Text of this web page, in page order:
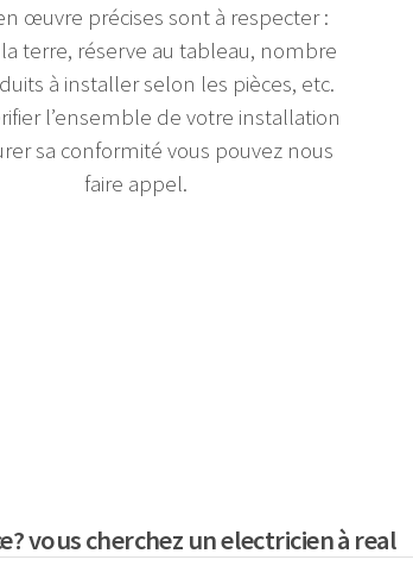
œuvre précises sont à respecter :
terre, réserve au tableau, nombre
à installer selon les pièces, etc.
l’ensemble de votre installation
sa conformité vous pouvez nous
faire appel.
vous cherchez un electricien à real